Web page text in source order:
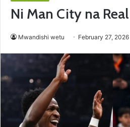
Ni Man City na
Mwandishi wetu February 27, 2026